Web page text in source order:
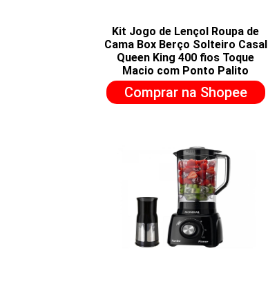
Kit Jogo de Lençol Roupa de
Cama Box Berço Solteiro Casal
Queen King 400 fios Toque
Macio com Ponto Palito
Comprar na Shopee